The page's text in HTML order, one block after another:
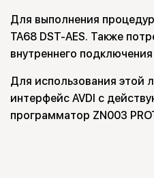
Для выполнения
TA68 DST-AES. Также
внутреннего
Для использования этой
интерфейс AVDI с
программатор ZN003